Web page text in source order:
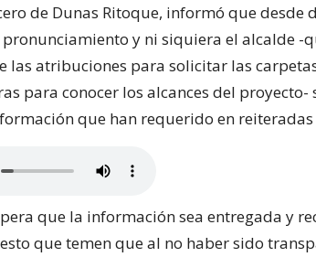
de Dunas Ritoque, informó que desde
y ni siquiera el alcalde -
las atribuciones para solicitar las
para conocer los alcances del proyecto-
que han requerido en
que la información sea entregada y
que temen que al no haber sido